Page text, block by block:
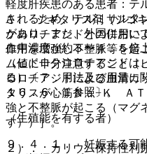
A． ジギタリス剤（ジゴ
クロロチアジドとの併用に
作用を増強し不整脈等を起
ム値に十分注意すること（
ロロチアジドによる血清カ
タリスが心筋Ｎａ−Ｋ Ａ
強と不整脈が起こる（マグ
す））］。
２）． カリウム保持性利
軽度肝疾患のある患者：テ
されるため、テルミサルタ
があり、また、外国におい
血中濃度が約３〜４．５倍
（ヒドロクロロチアジドは
る）〔７．用法及び用量に
１６．６．１参照〕。
（生殖能を有する者）
９．４．１． 妊娠する可